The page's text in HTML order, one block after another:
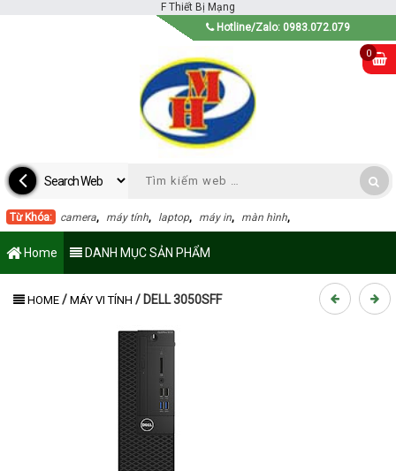
F Thiết Bị Mạng
Hotline/Zalo: 0983.072.079
Từ Khóa: camera, máy tính, laptop, máy in, màn hình,
Home DANH MỤC SẢN PHẨM
HOME / MÁY VI TÍNH / DELL 3050SFF
0